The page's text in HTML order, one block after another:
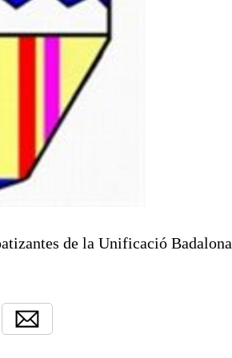
de la Unificació Badalona